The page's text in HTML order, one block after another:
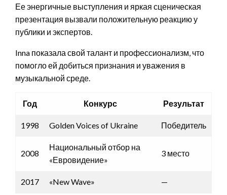
Ее энергичные выступления и яркая сценическая
презентация вызвали положительную реакцию у
публики и экспертов.
Inna показала свой талант и профессионализм, что
помогло ей добиться признания и уважения в
музыкальной среде.
Год Конкурс Результат
1998 Golden Voices of Ukraine Победитель
2008
Национальный отбор на
«Евровидение»
3 место
2017 «New Wave» —